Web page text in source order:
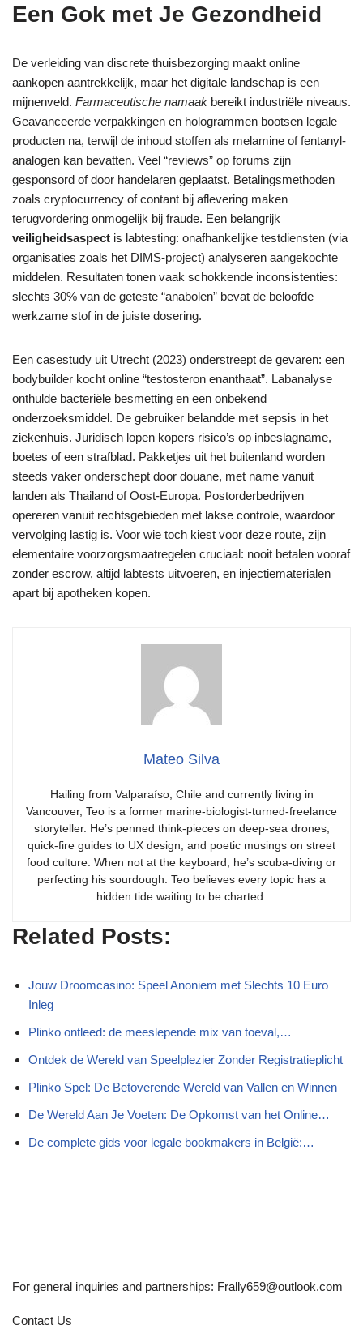
Een Gok met Je Gezondheid
De verleiding van discrete thuisbezorging maakt online
aankopen aantrekkelijk, maar het digitale landschap is een
mijnenveld. Farmaceutische namaak bereikt industriële niveaus.
Geavanceerde verpakkingen en hologrammen bootsen legale
producten na, terwijl de inhoud stoffen als melamine of fentanyl-
analogen kan bevatten. Veel “reviews” op forums zijn
gesponsord of door handelaren geplaatst. Betalingsmethoden
zoals cryptocurrency of contant bij aflevering maken
terugvordering onmogelijk bij fraude. Een belangrijk
veiligheidsaspect is labtesting: onafhankelijke testdiensten (via
organisaties zoals het DIMS-project) analyseren aangekochte
middelen. Resultaten tonen vaak schokkende inconsistenties:
slechts 30% van de geteste “anabolen” bevat de beloofde
werkzame stof in de juiste dosering.
Een casestudy uit Utrecht (2023) onderstreept de gevaren: een
bodybuilder kocht online “testosteron enanthaat”. Labanalyse
onthulde bacteriële besmetting en een onbekend
onderzoeksmiddel. De gebruiker belandde met sepsis in het
ziekenhuis. Juridisch lopen kopers risico’s op inbeslagname,
boetes of een strafblad. Pakketjes uit het buitenland worden
steeds vaker onderschept door douane, met name vanuit
landen als Thailand of Oost-Europa. Postorderbedrijven
opereren vanuit rechtsgebieden met lakse controle, waardoor
vervolging lastig is. Voor wie toch kiest voor deze route, zijn
elementaire voorzorgsmaatregelen cruciaal: nooit betalen vooraf
zonder escrow, altijd labtests uitvoeren, en injectiematerialen
apart bij apotheken kopen.
Mateo Silva
Hailing from Valparaíso, Chile and currently living in
Vancouver, Teo is a former marine-biologist-turned-freelance
storyteller. He’s penned think-pieces on deep-sea drones,
quick-fire guides to UX design, and poetic musings on street
food culture. When not at the keyboard, he’s scuba-diving or
perfecting his sourdough. Teo believes every topic has a
hidden tide waiting to be charted.
Related Posts:
Jouw Droomcasino: Speel Anoniem met Slechts 10 Euro
Inleg
Plinko ontleed: de meeslepende mix van toeval,…
Ontdek de Wereld van Speelplezier Zonder Registratieplicht
Plinko Spel: De Betoverende Wereld van Vallen en Winnen
De Wereld Aan Je Voeten: De Opkomst van het Online…
De complete gids voor legale bookmakers in België:…
For general inquiries and partnerships: Frally659@outlook.com
Contact Us